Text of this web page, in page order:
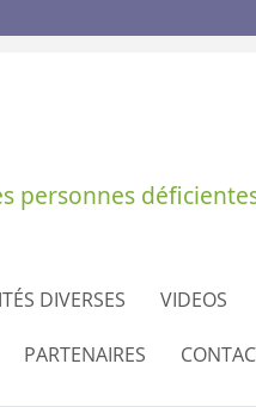
personnes
DIVERSES VIDEOS
PARTENAIRES